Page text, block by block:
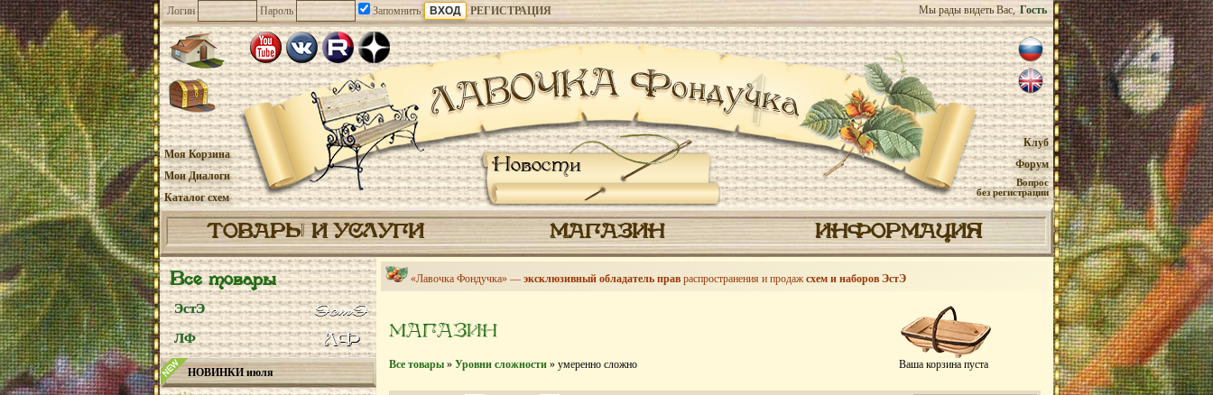
Логин Пароль Запомнить РЕГИСТРАЦИЯ Мы рады видеть Вас, Гость
Новости
Моя Корзина
Мои Диалоги
Каталог схем
Клуб
Форум
Вопрос
без регистрации
ТОВАРЫ И УСЛУГИ МАГАЗИН ИНФОРМАЦИЯ
Все товары
ЭстЭ
ЛФ
НОВИНКИ июля
«Лавочка Фондучка» — эксклюзивный обладатель прав распространения и продажсхем и наборов ЭстЭ
Ваша корзина пуста
МАГАЗИН
Все товары » Уровни сложности » умеренно сложно